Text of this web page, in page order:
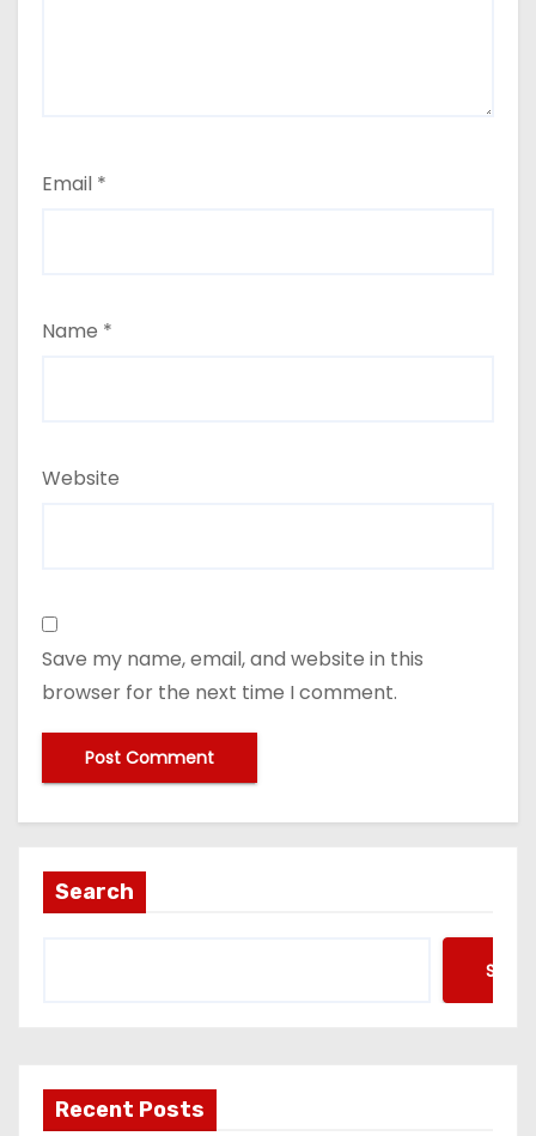
Email *
Name *
Website
Save my name, email, and website in this
browser for the next time I comment.
Search
Recent Posts